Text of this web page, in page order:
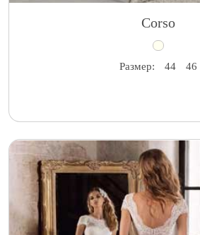
Corso
Размер: 44 46